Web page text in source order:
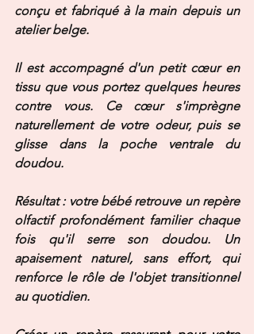
conçu et fabriqué à la main depuis un
atelier belge.
Il est accompagné d'un petit cœur en
tissu que vous portez quelques heures
contre vous. Ce cœur s'imprègne
naturellement de votre odeur, puis se
glisse dans la poche ventrale du
doudou.
Résultat : votre bébé retrouve un repère
olfactif profondément familier chaque
fois qu'il serre son doudou. Un
apaisement naturel, sans effort, qui
renforce le rôle de l'objet transitionnel
au quotidien.